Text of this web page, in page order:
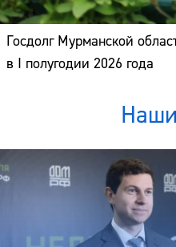
Госдолг Мурманской
в I полугодии 2026 года